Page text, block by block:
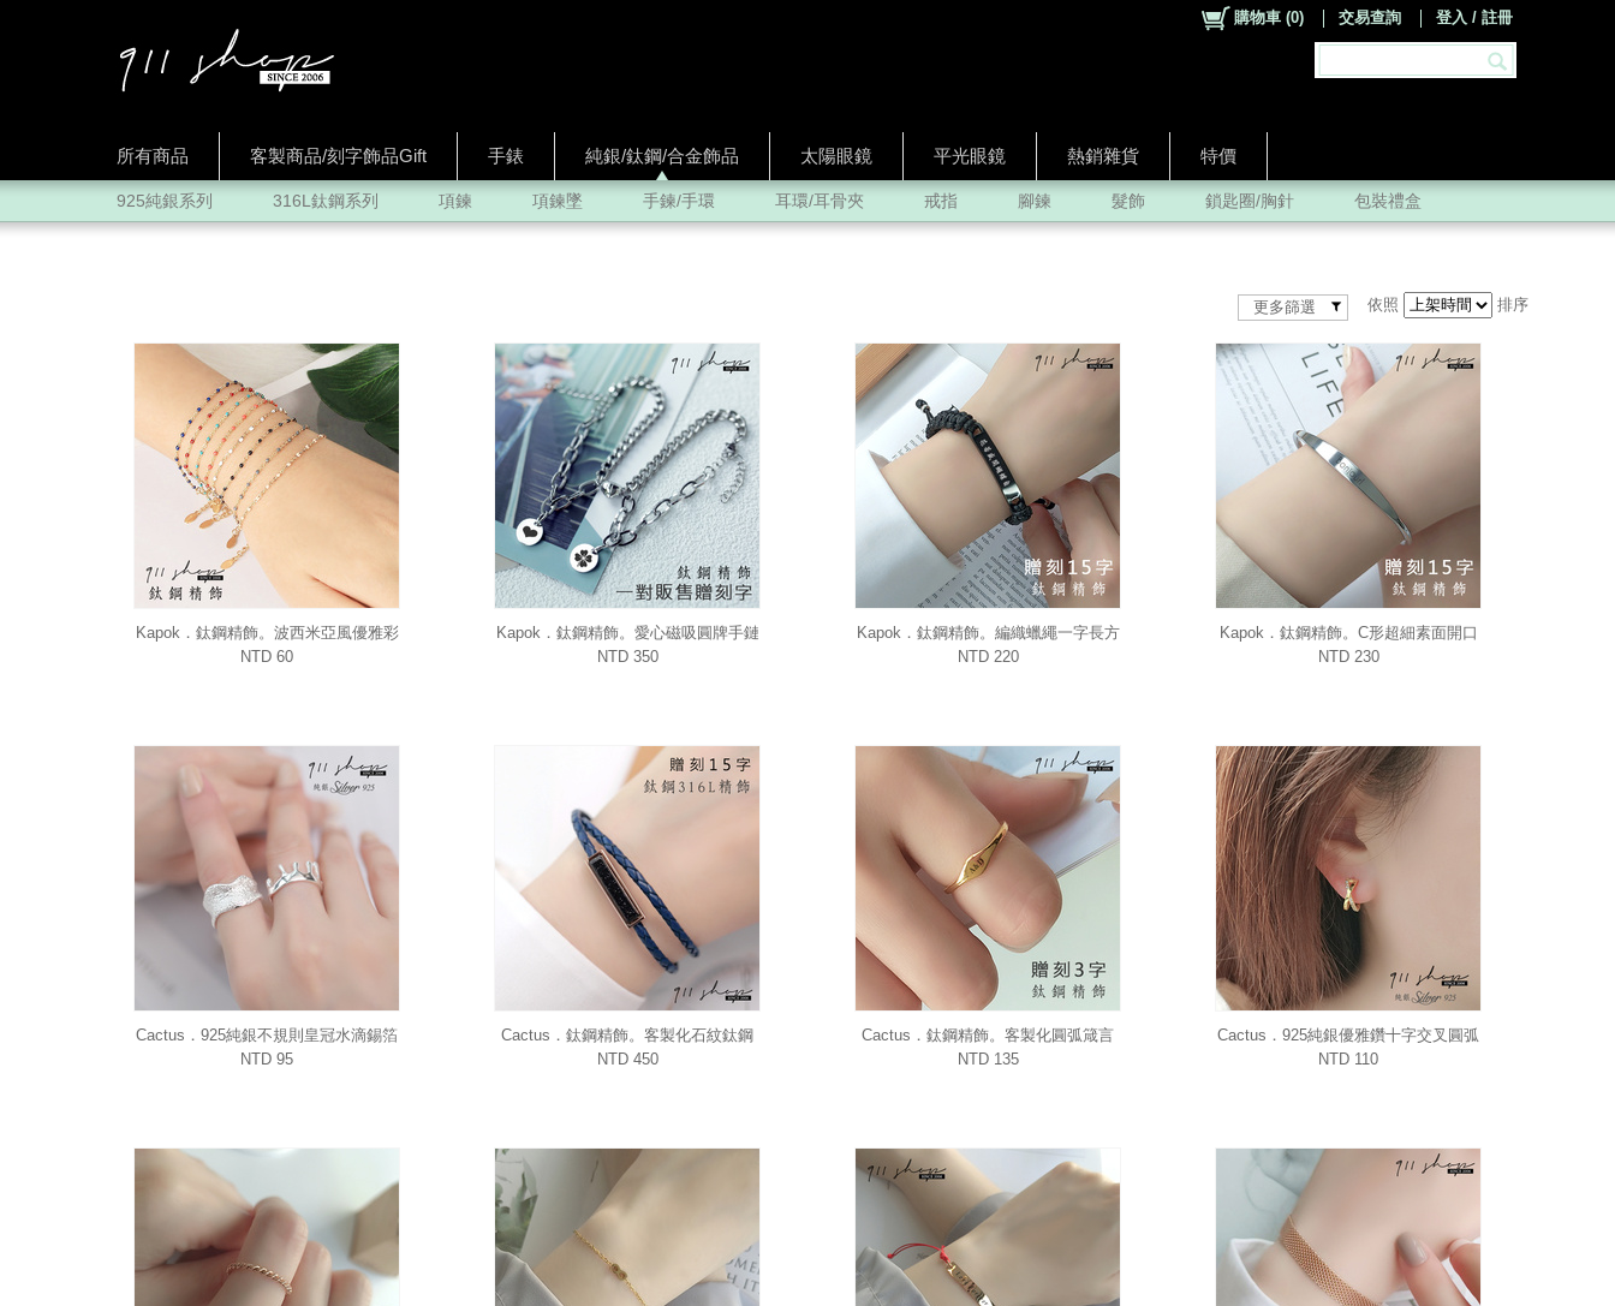
所有商品 客製商品/刻字飾品Gift 手錶 純銀/鈦鋼/合金飾品 太陽眼鏡 平光眼鏡 熱銷雜貨 特價
購物車 (0) 交易查詢 登入 / 註冊
925純銀系列 316L鈦鋼系列 項鍊 項鍊墜 手鍊/手環 耳環/耳骨夾 戒指 腳鍊 髮飾 鎖匙圈/胸針 包裝禮盒
更多篩選 依照 排序
Kapok．鈦鋼精飾。波西米亞風優雅彩
珠手鍊
NTD 60
Kapok．鈦鋼精飾。愛心磁吸圓牌手鏈
對鏈情侶手鍊贈刻字
NTD 350
Kapok．鈦鋼精飾。編織蠟繩一字長方
抽繩手環手鍊(附15字刻字)
NTD 220
Kapok．鈦鋼精飾。C形超細素面開口
手環手鍊(附15字刻字)
NTD 230
Cactus．925純銀不規則皇冠水滴錫箔
寬版開口戒指
NTD 95
Cactus．鈦鋼精飾。客製化石紋鈦鋼
圓牌雙圈層次真皮編織磁吸手環手鍊
NTD 450
Cactus．鈦鋼精飾。客製化圓弧箴言
宣示戒指/女友/閨密/生日禮物/贈3字雷
NTD 135
Cactus．925純銀優雅鑽十字交叉圓弧
穿針式耳環
NTD 110